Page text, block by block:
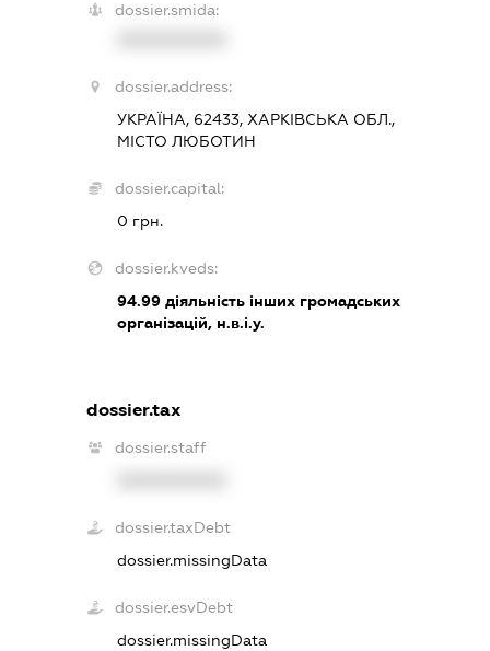
dossier.smida:
dossier.address:
УКРАЇНА, 62433, ХАРКІВСЬКА ОБЛ.,
МІСТО ЛЮБОТИН
dossier.capital:
0 грн.
dossier.kveds:
94.99 діяльність інших громадських
організацій, н.в.і.у.
dossier.tax
dossier.staff
dossier.taxDebt
dossier.missingData
dossier.esvDebt
dossier.missingData